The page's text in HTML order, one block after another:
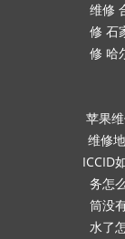
维修
修 石
修 哈
苹果
维修
ICCID
务怎
筒没
水了